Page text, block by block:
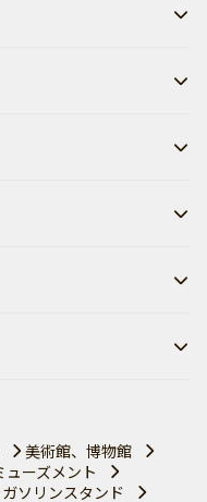
美術館、博物館
ューズメント
ガソリンスタンド